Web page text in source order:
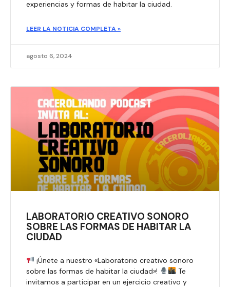
experiencias y formas de habitar la ciudad.
LEER LA NOTICIA COMPLETA »
agosto 6, 2024
LABORATORIO CREATIVO SONORO
SOBRE LAS FORMAS DE HABITAR LA
CIUDAD
¡Únete a nuestro «Laboratorio creativo sonoro
sobre las formas de habitar la ciudad»!
Te
invitamos a participar en un ejercicio creativo y